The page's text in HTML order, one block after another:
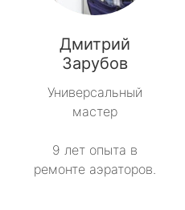
Дмитрий
Зарубов
Универсальный
мастер
9 лет опыта в
ремонте аэраторов.